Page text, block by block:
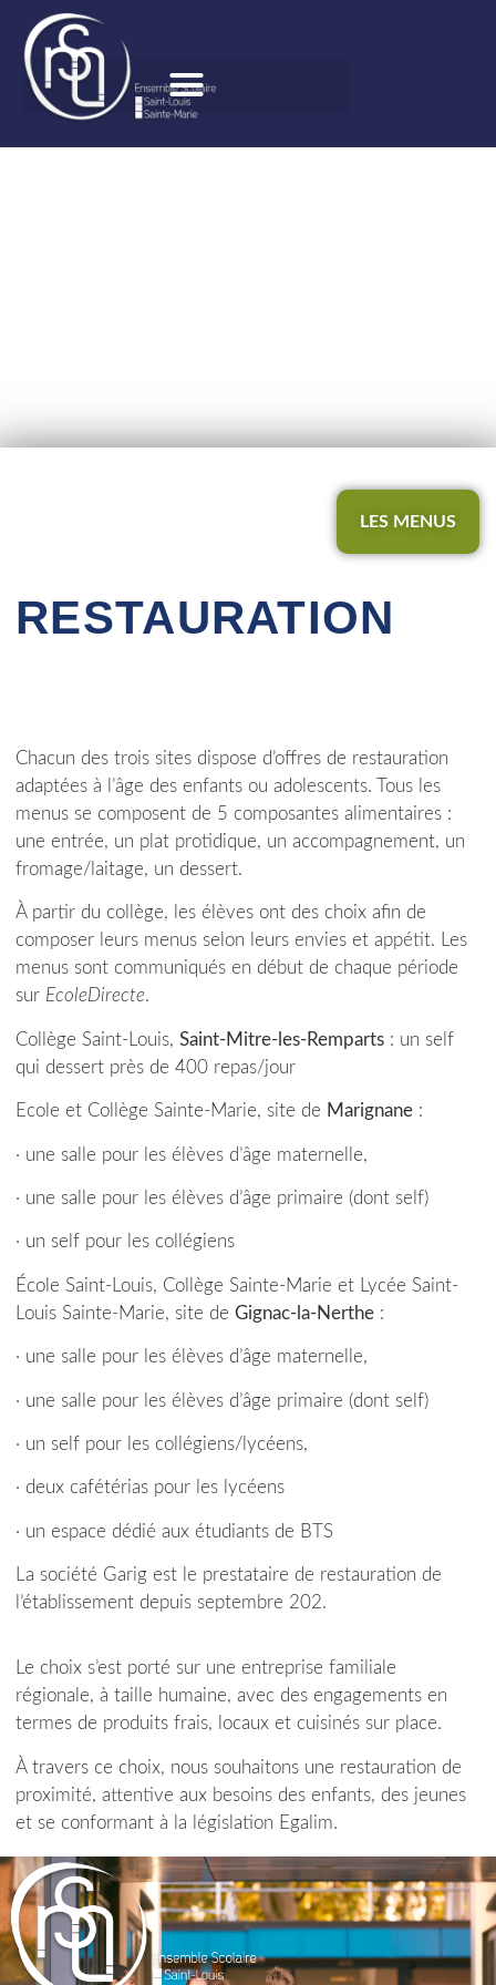
LES MENUS
RESTAURATION
Chacun des trois sites dispose d’offres de restauration
adaptées à l’âge des enfants ou adolescents. Tous les
menus se composent de 5 composantes alimentaires :
une entrée, un plat protidique, un accompagnement, un
fromage/laitage, un dessert.
À partir du collège, les élèves ont des choix afin de
composer leurs menus selon leurs envies et appétit.
Les
menus sont communiqués en début de chaque période
sur EcoleDirecte.
Collège Saint-Louis, Saint-Mitre-les-Remparts : un self
qui dessert près de 400 repas/jour
Ecole et Collège Sainte-Marie, site de Marignane :
· une salle pour les élèves d’âge maternelle,
· une salle pour les élèves d’âge primaire (dont self)
· un self pour les collégiens
École Saint-Louis, Collège Sainte-Marie et Lycée Saint-
Louis Sainte-Marie, site de Gignac-la-Nerthe :
· une salle pour les élèves d’âge maternelle,
· une salle pour les élèves d’âge primaire (dont self)
· un self pour les collégiens/lycéens,
· deux cafétérias pour les lycéens
· un espace dédié aux étudiants de BTS
La société Garig est le prestataire de restauration de
l’établissement depuis septembre 202.
Le choix s’est porté sur une entreprise familiale
régionale, à taille humaine, avec des engagements en
termes de produits frais, locaux et cuisinés sur place.
À travers ce choix, nous souhaitons une restauration de
proximité, attentive aux besoins des enfants, des jeunes
et se conformant à la législation Egalim.